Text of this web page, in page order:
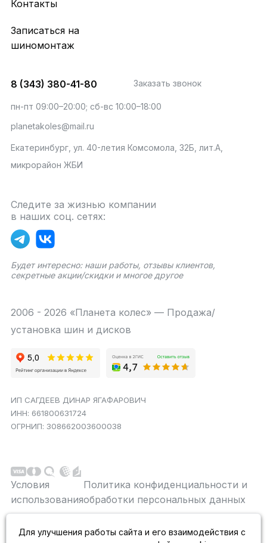
Контакты
Записаться на
шиномонтаж
8 (343) 380-41-80 Заказать звонок
пн-пт 09:00–20:00; сб-вс 10:00–18:00
planetakoles@mail.ru
Екатеринбург, ул. 40-летия Комсомола, 32Б, лит.А,
микрорайон ЖБИ
Следите за жизнью компании
в наших соц. сетях:
Будет интересно: наши работы, отзывы клиентов,
секретные акции/скидки и многое другое
2006 - 2026 «Планета колес» — Продажа/
установка шин и дисков
ИП САГДЕЕВ ДИНАР ЯГАФАРОВИЧ
ИНН: 661800631724
ОГРНИП: 308662003600038
Условия
использования
Политика конфиденциальности и
обработки персональных данных
публичной офертой не является. На данном
Для улучшения работы сайта и его взаимодействия с